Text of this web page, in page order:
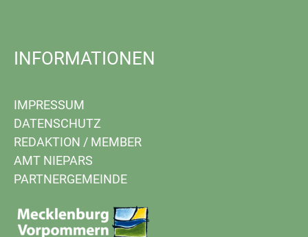
INFORMATIONEN
IMPRESSUM
DATENSCHUTZ
REDAKTION / MEMBER
AMT NIEPARS
PARTNERGEMEINDE